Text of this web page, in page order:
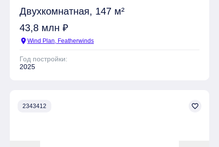
Двухкомнатная, 147 м²
43,8 млн ₽
location_on Wind Plan, Featherwinds
Год постройки:
2025
2343412 favorite_border